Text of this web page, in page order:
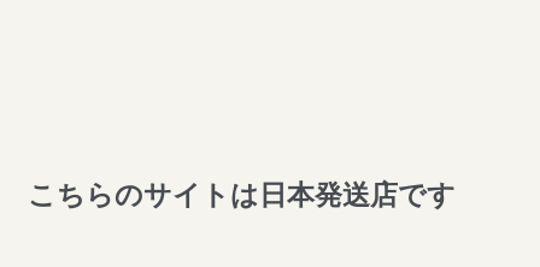
こちらのサイトは日本発送店です